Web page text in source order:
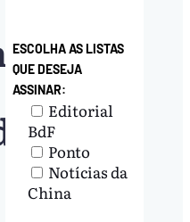
ESCOLHA AS LISTAS
QUE DESEJA
ASSINAR:
Editorial
BdF
Ponto
Notícias da
China